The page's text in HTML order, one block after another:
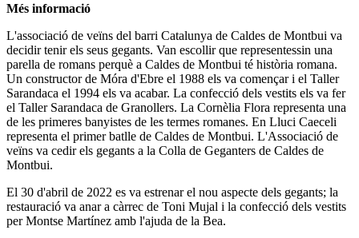
Més informació
L'associació de veïns del barri Catalunya de Caldes de Montbui va
decidir tenir els seus gegants. Van escollir que representessin una
parella de romans perquè a Caldes de Montbui té història romana.
Un constructor de Móra d'Ebre el 1988 els va començar i el Taller
Sarandaca el 1994 els va acabar. La confecció dels vestits els va fer
el Taller Sarandaca de Granollers. La Cornèlia Flora representa una
de les primeres banyistes de les termes romanes. En Lluci Caeceli
representa el primer batlle de Caldes de Montbui. L'Associació de
veïns va cedir els gegants a la Colla de Geganters de Caldes de
Montbui.
El 30 d'abril de 2022 es va estrenar el nou aspecte dels gegants; la
restauració va anar a càrrec de Toni Mujal i la confecció dels vestits
per Montse Martínez amb l'ajuda de la Bea.